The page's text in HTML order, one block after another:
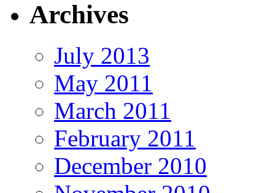
Archives
July 2013
May 2011
March 2011
February 2011
December 2010